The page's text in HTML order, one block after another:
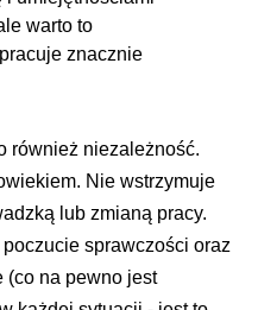
warto to
znacznie
również niezależność.
Nie wstrzymuje
lub zmianą pracy.
sprawczości oraz
(co na pewno jest